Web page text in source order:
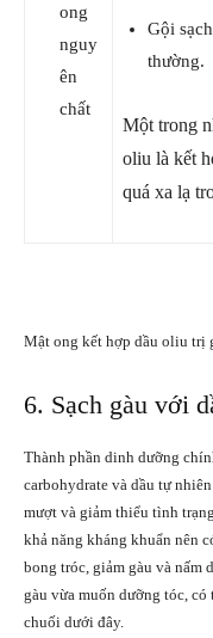
ong
nguy
ên
chất
Gội
thường.
Một trong
oliu là kết
quá xa lạ
Mật ong kết hợp dầu oliu trị
6. Sạch gàu với
Thành phần dinh dưỡng
carbohydrate và dầu tự
mượt và giảm thiểu tình
khả năng kháng khuẩn nên
bong tróc, giảm gàu và nấm
gàu vừa muốn dưỡng tóc,
chuối dưới đây.